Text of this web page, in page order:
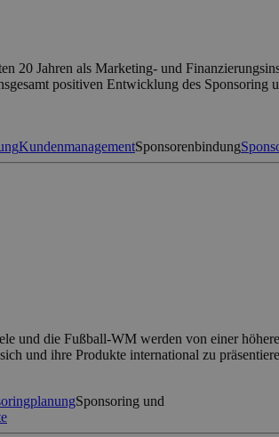
20 Jahren als Marketing- und
positiven Entwicklung des Sponsoring
KundenmanagementSponsorenbindung
und die Fußball-WM werden von einer
und ihre Produkte international zu
Sponsoring und